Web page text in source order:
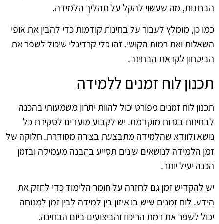
הבחינות, מה שעשוי להקל על תהליך הלמידה.
כמו כן, מומלץ לעבור על בחינות קודמות כדי להבין את אופי
השאלות ואת רמות הקושי. זהו כלי קרדינלי שיכול לשפר את
הביטחון לקראת הבחינה.
תכנון לוח זמנים ללמידה
תכנון לוח זמנים מפורט יכול להוות יתרון משמעותי בהכנה
לבחינות בגרות מוקדמת. יש לקבוע מועדים לסקירת כל
נושא ולוודא שהלמידה מתבצעת בצורה מסודרת. חלוקה של
זמן הלמידה לנושאים שונים תסייע בהבנה מעמיקה ובזמן
הכנה יעיל יותר.
יש להקדיש זמן גם לחזרה על חומר הלימוד כדי לחזק את
הידע. לוח זמנים שיש בו איזון בין למידה לבין זמן למנוחה
יכול לשפר את רמת הריכוז והביצועים ביום הבחינה.